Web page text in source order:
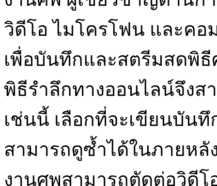
วิดีโอ ไมโครโฟน และคอ
เพื่อบันทึกและสตรีมสดพิ
พิธีรำลึกทางออนไลน์จึงส
เช่นนี้ เลือกที่จะเขียนบันทึ
สามารถดูซ้ำได้ในภายห
งานศพสามารถตัดต่อวิดี